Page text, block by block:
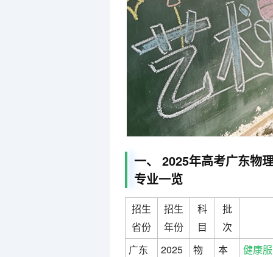
一、 2025年高考广东物
专业一览
招生
省份
招生
年份
科
目
批
次
广东
2025
物
本
健康